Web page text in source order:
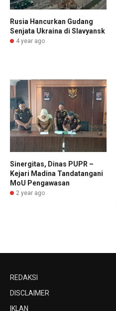
Rusia Hancurkan Gudang
Senjata Ukraina di Slavyansk
4 year ago
Sinergitas, Dinas PUPR –
Kejari Madina Tandatangani
MoU Pengawasan
2 year ago
REDAKSI
DISCLAIMER
IKLAN